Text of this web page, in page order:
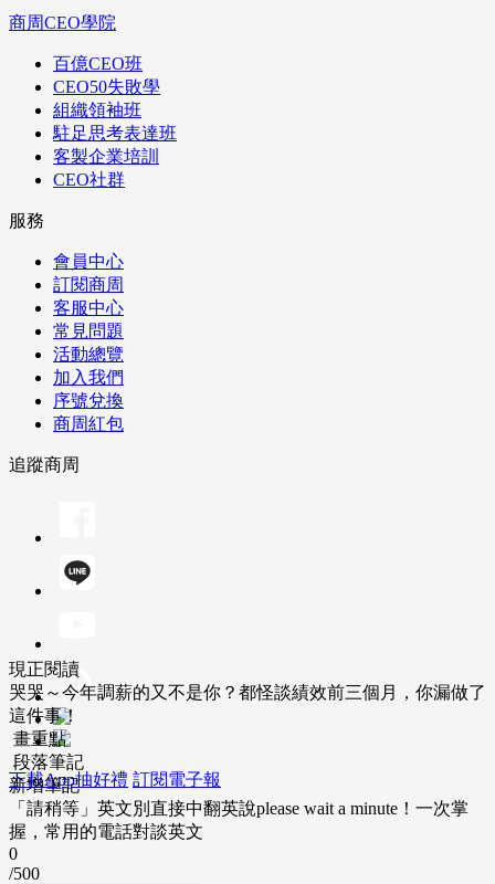
商周CEO學院
百億CEO班
CEO50失敗學
組織領袖班
駐足思考表達班
客製企業培訓
CEO社群
服務
會員中心
訂閱商周
客服中心
常見問題
活動總覽
加入我們
序號兌換
商周紅包
追蹤商周
下載App抽好禮 訂閱電子報
現正閱讀
哭哭～今年調薪的又不是你？都怪談績效前三個月，你漏做了
這件事！
畫重點
段落筆記
新增筆記
「請稍等」英文別直接中翻英說please wait a minute！一次掌
握，常用的電話對談英文
0
/500